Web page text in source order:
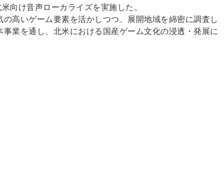
向け音声ローカライズを実施した。
高いゲーム要素を活かしつつ、展開地域を綿密に調査し
業を通し、北米における国産ゲーム文化の浸透・発展に